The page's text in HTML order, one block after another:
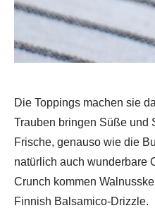
Die Toppings machen sie
Trauben bringen Süße und
Frische, genauso wie die
natürlich auch wunderbare
Crunch kommen
Finnish Balsamico-Drizzle.